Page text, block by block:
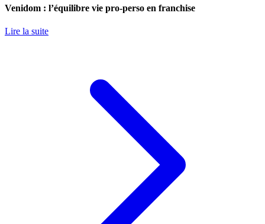
Venidom : l’équilibre vie pro-perso en franchise
Lire la suite